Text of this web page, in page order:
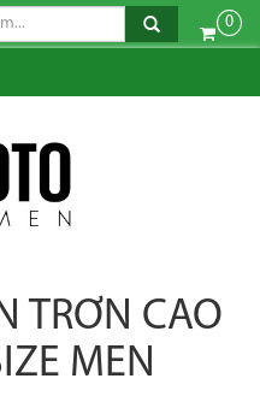
0
TRƠN CAO
MEN